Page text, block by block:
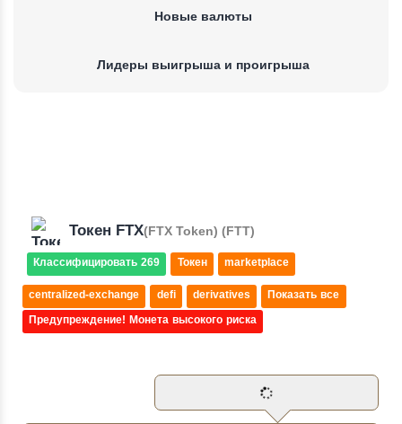
Новые валюты
Лидеры выигрыша и проигрыша
Токен FTX(FTX Token) (FTT)
Классифицировать 269 Токен marketplace
centralized-exchange defi derivatives
Показать все
Предупреждение! Монета высокого риска